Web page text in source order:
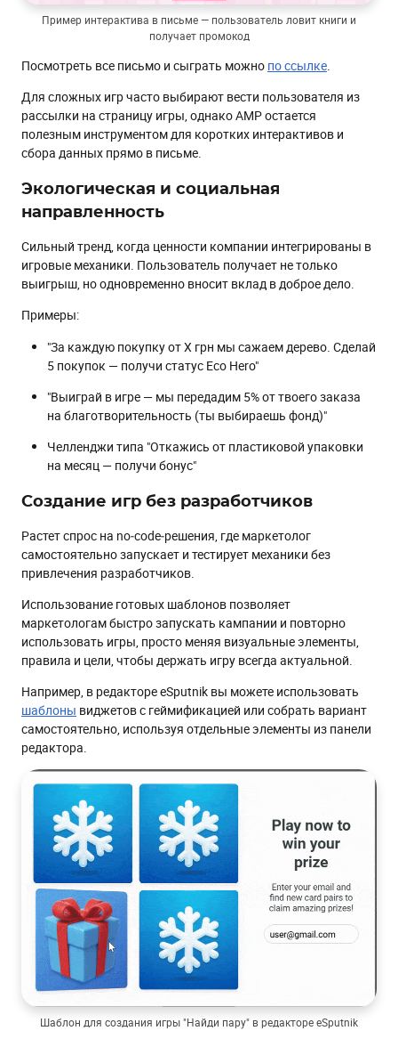
Пример интерактива в письме — пользователь ловит книги и
получает промокод
Посмотреть все письмо и сыграть можно по ссылке.
Для сложных игр часто выбирают вести пользователя из
рассылки на страницу игры, однако AMP остается
полезным инструментом для коротких интерактивов и
сбора данных прямо в письме.
Экологическая и социальная
направленность
Сильный тренд, когда ценности компании интегрированы в
игровые механики. Пользователь получает не только
выигрыш, но одновременно вносит вклад в доброе дело.
Примеры:
"За каждую покупку от Х грн мы сажаем дерево. Сделай
5 покупок — получи статус Eco Hero"
"Выиграй в игре — мы передадим 5% от твоего заказа
на благотворительность (ты выбираешь фонд)"
Челленджи типа "Откажись от пластиковой упаковки
на месяц — получи бонус"
Создание игр без разработчиков
Растет спрос на no‑code‑решения, где маркетолог
самостоятельно запускает и тестирует механики без
привлечения разработчиков.
Использование готовых шаблонов позволяет
маркетологам быстро запускать кампании и повторно
использовать игры, просто меняя визуальные элементы,
правила и цели, чтобы держать игру всегда актуальной.
Например, в редакторе eSputnik вы можете использовать
шаблоны виджетов с геймификацией или собрать вариант
самостоятельно, используя отдельные элементы из панели
редактора.
Шаблон для создания игры "Найди пару" в редакторе eSputnik